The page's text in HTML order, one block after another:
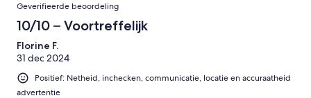
Geverifieerde beoordeling
10/10 – Voortreffelijk
Florine F.
31 dec 2024
Positief: Netheid, inchecken, communicatie, locatie en accuraatheid
advertentie